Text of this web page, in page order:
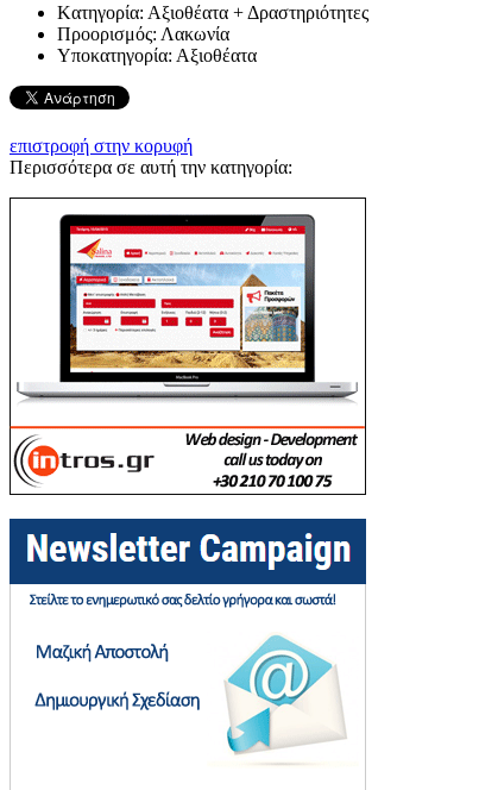
Kατηγορία: Αξιοθέατα + Δραστηριότητες
Προορισμός: Λακωνία
Υποκατηγορία: Αξιοθέατα
επιστροφή στην κορυφή
Περισσότερα σε αυτή την κατηγορία: